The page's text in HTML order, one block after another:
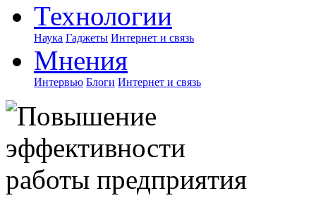
Технологии
Наука Гаджеты Интернет и связь
Мнения
Интервью Блоги Интернет и связь